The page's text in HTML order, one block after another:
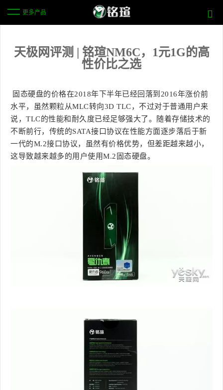
更多产品
天极网评测 | 铭瑄NM6C，1元1G的高
性价比之选
固态硬盘的价格在2018年下半年已经回落到2016年涨价前
水平，虽然颗粒从MLC转向3D TLC，不过对于普通用户来
说，TLC的性能和耐久度已经足够强大了。随着存储技术的
不断前行，传统的SATA接口协议在性能方面逐步落后于新
一代的M.2接口协议，虽然有价格优势，但差距越来越小，
这导致越来越多的用户使用M.2固态硬盘。